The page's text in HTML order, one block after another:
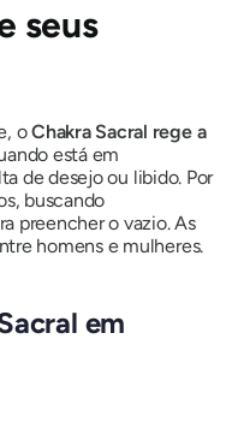
seus
oChakra Sacral rege a
está em
de desejo ou libido. Por
buscando
preencher o vazio. As
homens e mulheres.
em